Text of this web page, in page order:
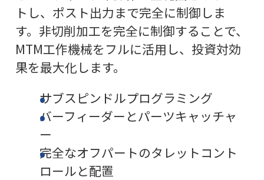
トし、ポスト出力まで完全に制御しま
す。非切削加工を完全に制御することで、
MTM工作機械をフルに活用し、投資対効
果を最大化します。
サブスピンドルプログラミング
バーフィーダーとパーツキャッチャ
ー
完全なオフパートのタレットコント
ロールと配置